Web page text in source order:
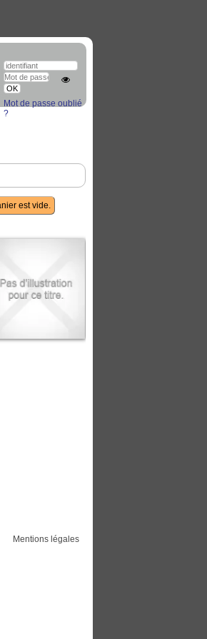
Mentions légales
Mot de passe oublié
?